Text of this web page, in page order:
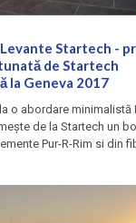
Startech -
de Startech
la Geneva 2017
o abordare minimalistă
de la Startech un
Pur-R-Rim si din